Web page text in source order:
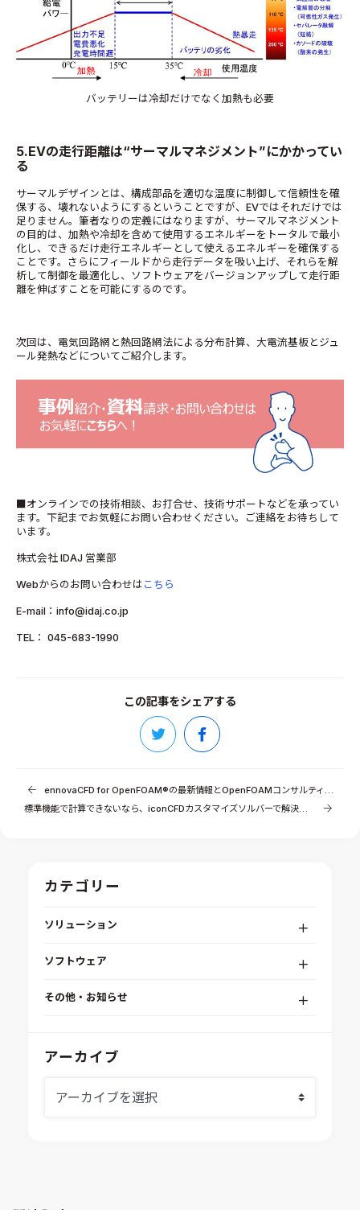
バッテリーは冷却だけでなく加熱も必要
5.EVの走行距離は“サーマルマネジメント”にかかってい
る
サーマルデザインとは、構成部品を適切な温度に制御して信頼性を確
保する、壊れないようにするということですが、EVではそれだけでは
足りません。筆者なりの定義にはなりますが、サーマルマネジメント
の目的は、加熱や冷却を含めて使用するエネルギーをトータルで最小
化し、できるだけ走行エネルギーとして使えるエネルギーを確保する
ことです。さらにフィールドから走行データを吸い上げ、それらを解
析して制御を最適化し、ソフトウェアをバージョンアップして走行距
離を伸ばすことを可能にするのです。
次回は、電気回路網と熱回路網法による分布計算、大電流基板とジュ
ール発熱などについてご紹介します。
■オンラインでの技術相談、お打合せ、技術サポートなどを承ってい
ます。下記までお気軽にお問い合わせください。ご連絡をお待ちして
います。
株式会社 IDAJ 営業部
Webからのお問い合わせは こちら
E-mail：info@idaj.co.jp
TEL： 045-683-1990
この記事をシェアする
ennovaCFD for OpenFOAM®の最新情報とOpenFOAMコンサルティングサービスのご紹介
標準機能で計算できないなら、iconCFDカスタマイズソルバーで解決！（その1）
カテゴリー
ソリューション
組込みソフトウェア開発プラットフォーム
システムシミュレーション
ソフトウェア
modeFRONTIER
Ansys SCADE
その他・お知らせ
IDAJからのお知らせ
アーカイブ